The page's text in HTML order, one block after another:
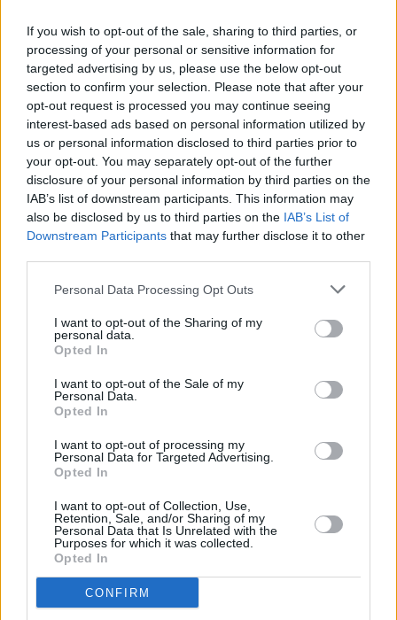
If you wish to opt-out of the sale, sharing to third parties, or
processing of your personal or sensitive information for
targeted advertising by us, please use the below opt-out
section to confirm your selection. Please note that after your
opt-out request is processed you may continue seeing
interest-based ads based on personal information utilized by
us or personal information disclosed to third parties prior to
your opt-out. You may separately opt-out of the further
disclosure of your personal information by third parties on the
IAB’s list of downstream participants. This information may
also be disclosed by us to third parties on the IAB’s List of
Downstream Participants that may further disclose it to other
Personal Data Processing Opt Outs
I want to opt-out of the Sharing of my
personal data.
Opted In
I want to opt-out of the Sale of my
Personal Data.
Opted In
I want to opt-out of processing my
Personal Data for Targeted Advertising.
Opted In
I want to opt-out of Collection, Use,
Retention, Sale, and/or Sharing of my
Personal Data that Is Unrelated with the
Purposes for which it was collected.
Opted In
CONFIRM
éxitos y notoriedad desde su estreno. Y
este viernes 29 de abril podrá verse en
el teatro El Salinero, en Lanzarote.
La función tendrá lugar, a las 20:00
horas y las entradas aún pueden
adquirirse en la web
https://www.ecoentradas.com/elegirzona/1262
Escribir un comentario
Nombre
(requerido)
Refescar
JComments
PUBLICIDAD